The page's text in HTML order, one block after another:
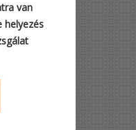
van
helyezés